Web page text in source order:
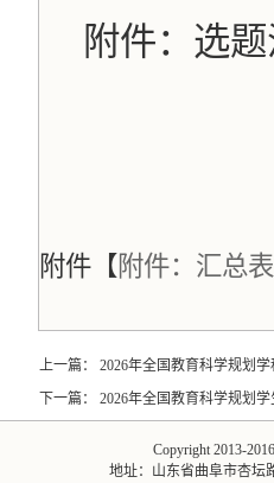
附件：选
附件【 附件：汇总
上一篇：
2026年全国教育科学规划
下一篇：
2026年全国教育科学规划
Copyright 2013-
地址：山东省曲阜市杏坛